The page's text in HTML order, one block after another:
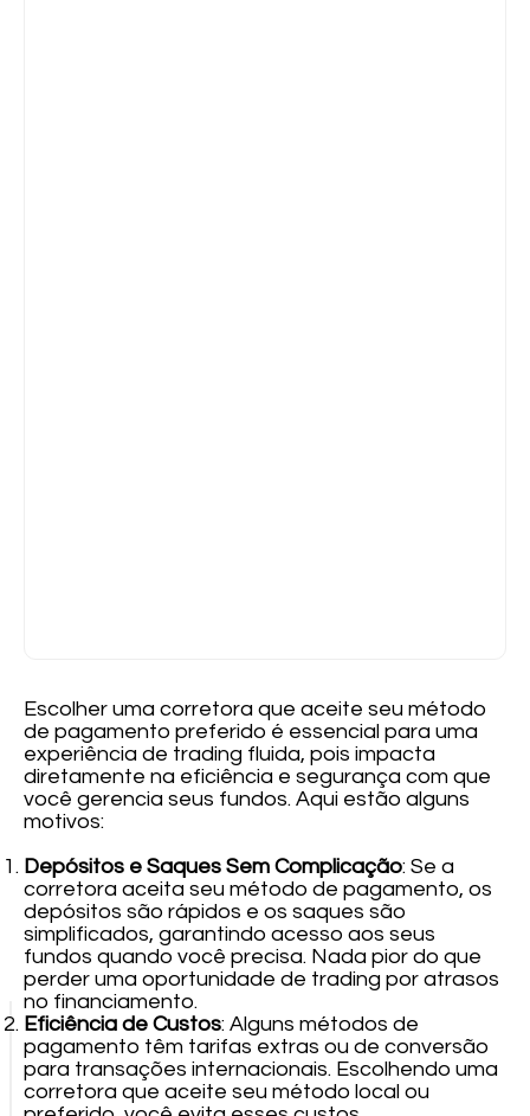
Escolher uma corretora que aceite seu método
de pagamento preferido é essencial para uma
experiência de trading fluida, pois impacta
diretamente na eficiência e segurança com que
você gerencia seus fundos. Aqui estão alguns
motivos:
Depósitos e Saques Sem Complicação: Se a
corretora aceita seu método de pagamento, os
depósitos são rápidos e os saques são
simplificados, garantindo acesso aos seus
fundos quando você precisa. Nada pior do que
perder uma oportunidade de trading por atrasos
no financiamento.
Eficiência de Custos: Alguns métodos de
pagamento têm tarifas extras ou de conversão
para transações internacionais. Escolhendo uma
corretora que aceite seu método local ou